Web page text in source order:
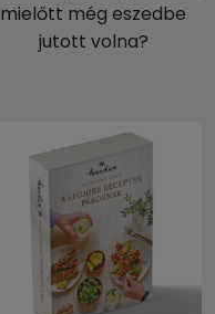
mielőtt még eszedbe
jutott volna?